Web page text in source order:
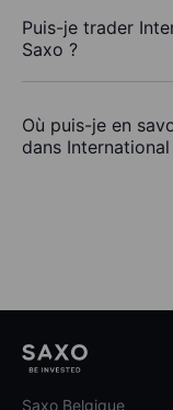
Puis-je trader
Saxo ?
Où puis-je en
dans
Saxo Belgique